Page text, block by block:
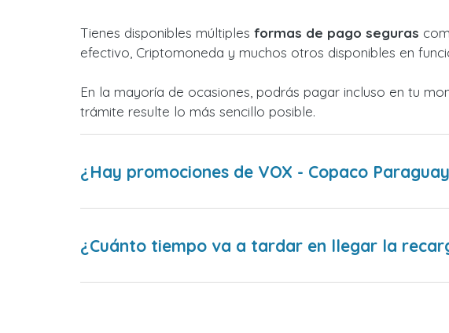
Tienes disponibles múltiples formas de pago seguras
efectivo, Criptomoneda y muchos otros disponibles en
En la mayoría de ocasiones, podrás pagar incluso en tu
trámite resulte lo más sencillo posible.
¿Hay promociones de VOX - Copaco
¿Cuánto tiempo va a tardar en llegar la